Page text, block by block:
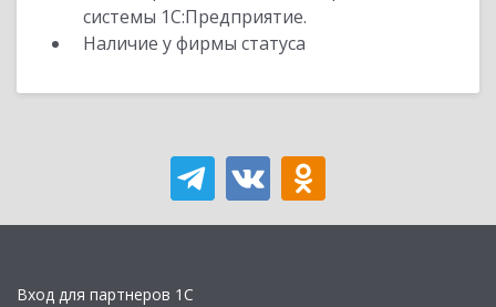
системы 1С:Предприятие.
Наличие у фирмы статуса
Вход для партнеров 1С